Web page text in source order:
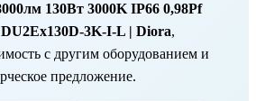
130Вт 3000K IP66 0,98Pf
3K-I-L | Diora,
с другим оборудованием и
предложение.